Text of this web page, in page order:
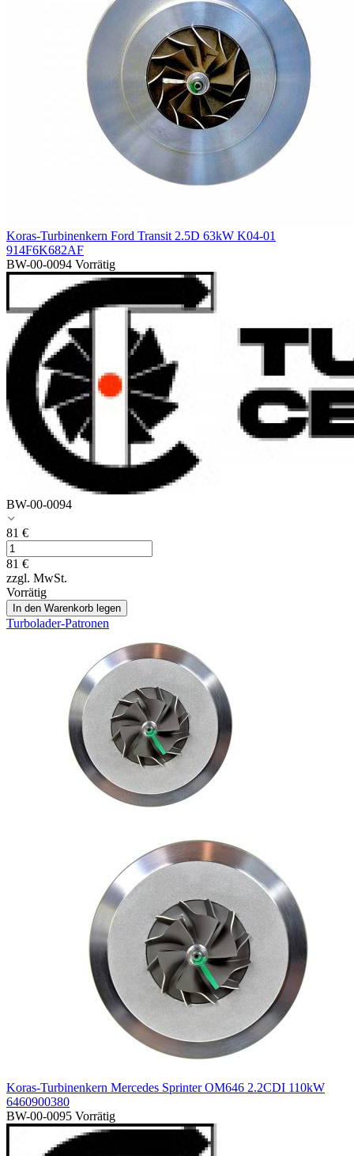
Koras-Turbinenkern Ford Transit 2.5D 63kW K04-01
914F6K682AF
BW-00-0094 Vorrätig
BW-00-0094
81 €
81 €
zzgl. MwSt.
Vorrätig
In den Warenkorb legen
Turbolader-Patronen
Koras-Turbinenkern Mercedes Sprinter OM646 2.2CDI 110kW
6460900380
BW-00-0095 Vorrätig